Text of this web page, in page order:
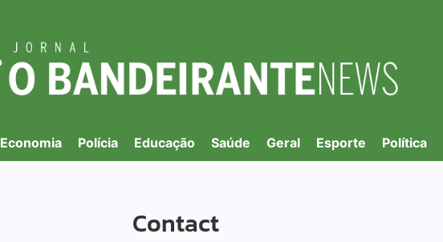
Economia Polícia Educação Saúde Geral Esporte Política
Contact